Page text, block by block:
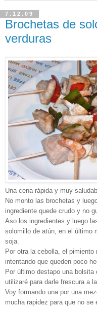
7.12.09
Brochetas de
verduras
Una cena rápida y muy
No monto las brochetas y
ingrediente quede crudo y no
Aso los ingredientes y luego
solomillo de atún, en el último
soja.
Por otra la cebolla, el pimiento
intentando que queden poco
Por último destapo una
utilizaré para darle frescura a
Voy formando una por una
mucha rapidez para que no se